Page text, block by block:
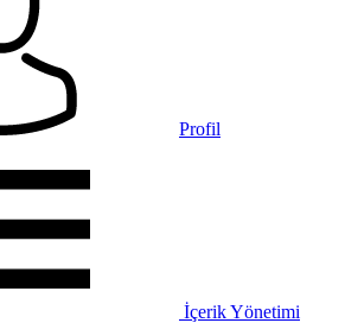
Profil
İçerik Yönetimi